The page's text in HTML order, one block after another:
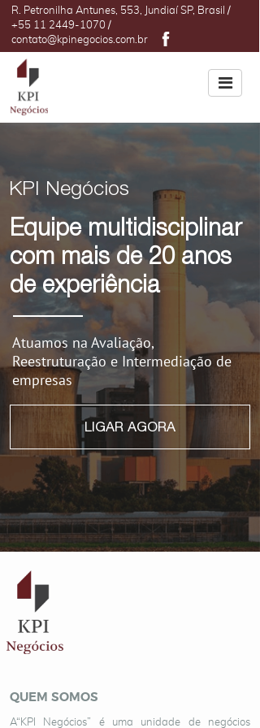
Equipe multidisciplinar
com mais de 20 anos
de experiência
Atuamos na Avaliação,
Reestruturação e Intermediação de
empresas
KPI Negócios
LIGAR AGORA
R. Petronilha Antunes, 553, Jundiaí SP, Brasil /
+55 11 2449-1070 /
contato@kpinegocios.com.br
home
QUEM SOMOS
A“KPI Negócios” é uma unidade de negócios